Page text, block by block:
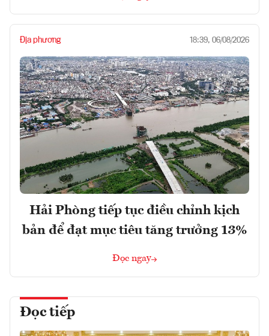
Địa phương 18:39, 06/08/2026
Hải Phòng tiếp tục điều chỉnh kịch
bản để đạt mục tiêu tăng trưởng 13%
Đọc ngay
Đọc tiếp